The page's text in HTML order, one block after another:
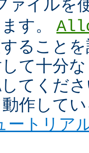
ァイルを
す。
ること
て十分
てくだ
作して
ートリア